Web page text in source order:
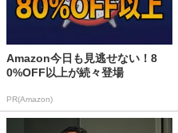
Amazon今日も見逃せない！8
0%OFF以上が続々登場
PR(Amazon)